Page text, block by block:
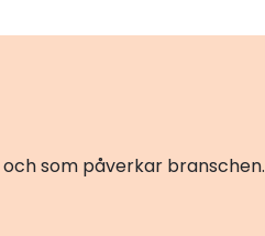
som påverkar branschen.